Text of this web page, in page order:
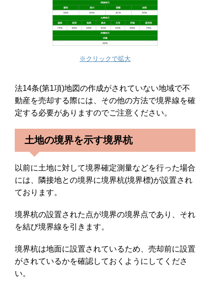
※クリックで拡大
法14条(第1項)地図の作成がされていない地域で不
動産を売却する際には、その他の方法で境界線を確
定する必要がありますのでご注意ください。
土地の境界を示す境界杭
以前に土地に対して境界確定測量などを行った場合
には、隣接地との境界に境界杭(境界標)が設置され
ております。
境界杭の設置された点が境界の境界点であり、それ
を結び境界線を引きます。
境界杭は地面に設置されているため、売却前に設置
がされているかを確認しておくようにしてくださ
い。